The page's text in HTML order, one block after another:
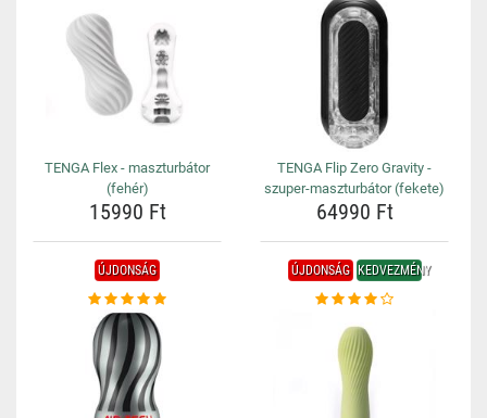
TENGA Flex - maszturbátor
(fehér)
15990 Ft
TENGA Flip Zero Gravity -
szuper-maszturbátor (fekete)
64990 Ft
ÚJDONSÁG ÚJDONSÁG KEDVEZMÉNY